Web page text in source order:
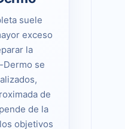
suele
exceso
la
Dermo se
de
de la
objetivos